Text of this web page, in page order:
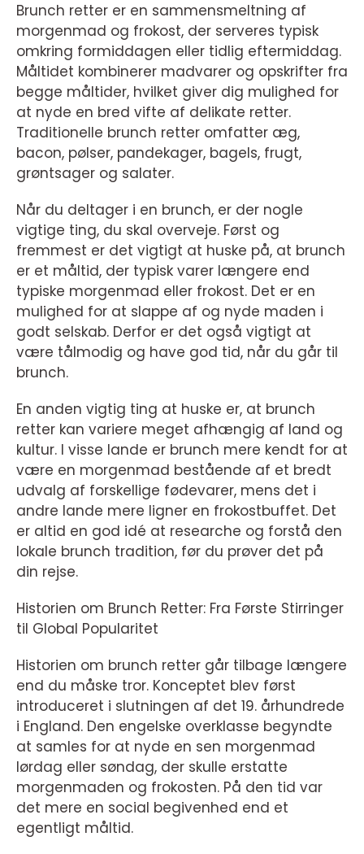
Brunch retter er en sammensmeltning af
morgenmad og frokost, der serveres typisk
omkring formiddagen eller tidlig eftermiddag.
Måltidet kombinerer madvarer og opskrifter fra
begge måltider, hvilket giver dig mulighed for
at nyde en bred vifte af delikate retter.
Traditionelle brunch retter omfatter æg,
bacon, pølser, pandekager, bagels, frugt,
grøntsager og salater.
Når du deltager i en brunch, er der nogle
vigtige ting, du skal overveje. Først og
fremmest er det vigtigt at huske på, at brunch
er et måltid, der typisk varer længere end
typiske morgenmad eller frokost. Det er en
mulighed for at slappe af og nyde maden i
godt selskab. Derfor er det også vigtigt at
være tålmodig og have god tid, når du går til
brunch.
En anden vigtig ting at huske er, at brunch
retter kan variere meget afhængig af land og
kultur. I visse lande er brunch mere kendt for at
være en morgenmad bestående af et bredt
udvalg af forskellige fødevarer, mens det i
andre lande mere ligner en frokostbuffet. Det
er altid en god idé at researche og forstå den
lokale brunch tradition, før du prøver det på
din rejse.
Historien om Brunch Retter: Fra Første Stirringer
til Global Popularitet
Historien om brunch retter går tilbage længere
end du måske tror. Konceptet blev først
introduceret i slutningen af det 19. århundrede
i England. Den engelske overklasse begyndte
at samles for at nyde en sen morgenmad
lørdag eller søndag, der skulle erstatte
morgenmaden og frokosten. På den tid var
det mere en social begivenhed end et
egentligt måltid.